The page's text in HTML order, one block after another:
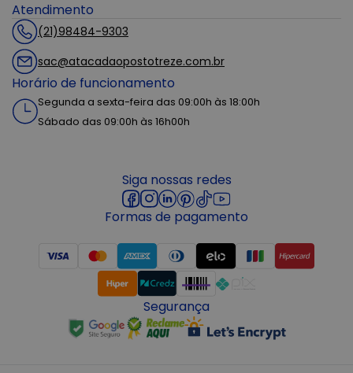
Atendimento
(21)98484-9303
sac@atacadaopostotreze.com.br
Horário de funcionamento
Segunda a sexta-feira das 09:00h às 18:00h
Sábado das 09:00h às 16h00h
Siga nossas redes
Formas de pagamento
Segurança